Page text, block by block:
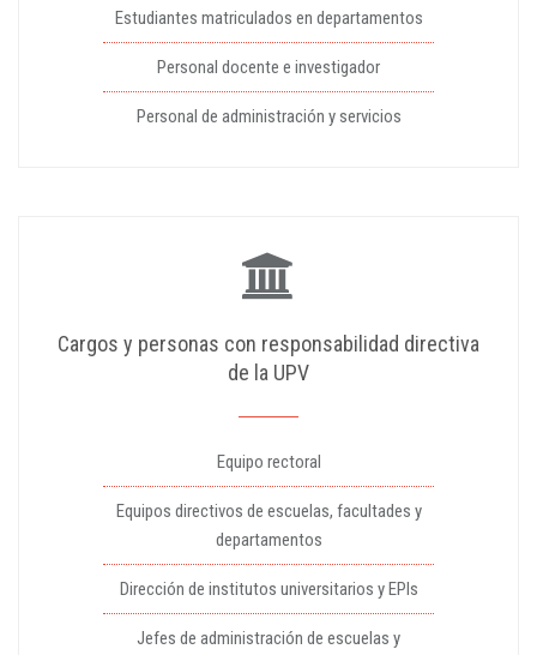
Estudiantes matriculados en departamentos
Personal docente e investigador
Personal de administración y servicios
Cargos y personas con responsabilidad directiva
de la UPV
Equipo rectoral
Equipos directivos de escuelas, facultades y
departamentos
Dirección de institutos universitarios y EPIs
Jefes de administración de escuelas y